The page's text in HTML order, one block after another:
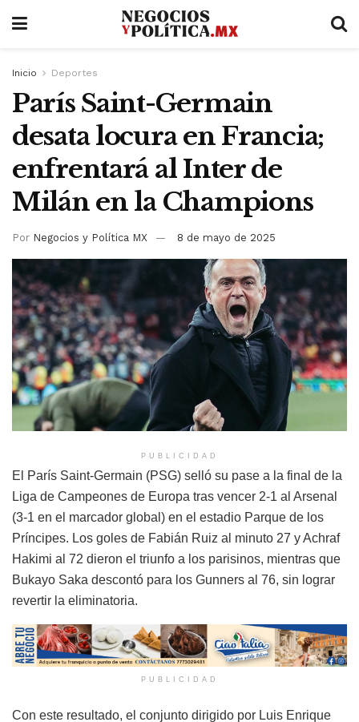
Inicio Deportes
París Saint-Germain
desata locura en Francia;
enfrentará al Inter de
Milán en la Champions
Por Negocios y Política MX 8 de mayo de 2025
PUBLICIDAD
El París Saint-Germain (PSG) selló su pase a la final de la
Liga de Campeones de Europa tras vencer 2-1 al Arsenal
(3-1 en el marcador global) en el estadio Parque de los
Príncipes. Los goles de Fabián Ruiz al minuto 27 y Achraf
Hakimi al 72 dieron el triunfo a los parisinos, mientras que
Bukayo Saka descontó para los Gunners al 76, sin lograr
revertir la eliminatoria.
PUBLICIDAD
Con este resultado, el conjunto dirigido por Luis Enrique